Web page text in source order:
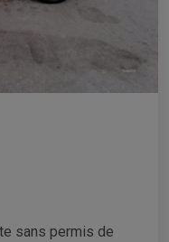
sans permis de